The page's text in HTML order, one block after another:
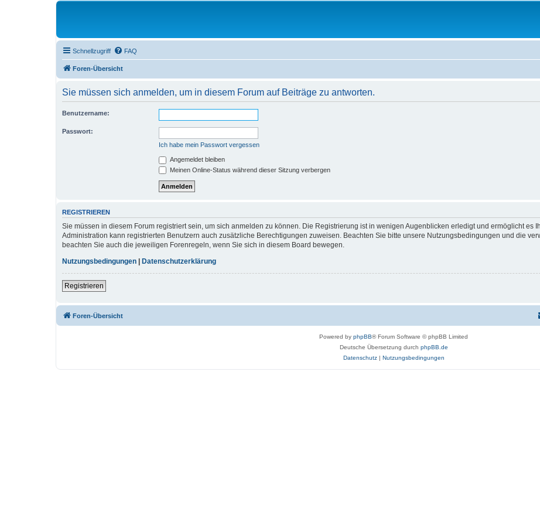
Schnellzugriff FAQ
Foren-Übersicht
Sie müssen sich anmelden, um in diesem Forum auf Beiträge zu antworten.
Benutzername:
Passwort:
Ich habe mein Passwort vergessen
Angemeldet bleiben
Meinen Online-Status während dieser Sitzung verbergen
REGISTRIEREN
Sie müssen in diesem Forum registriert sein, um sich anmelden zu können. Die Registrierung ist in wenigen Augenblicken erledigt und ermöglicht es
Administration kann registrierten Benutzern auch zusätzliche Berechtigungen zuweisen. Beachten Sie bitte unsere Nutzungsbedingungen und die
beachten Sie auch die jeweiligen Forenregeln, wenn Sie sich in diesem Board bewegen.
Nutzungsbedingungen | Datenschutzerklärung
Registrieren
Foren-Übersicht
Powered by phpBB® Forum Software © phpBB Limited
Deutsche Übersetzung durch phpBB.de
Datenschutz| Nutzungsbedingungen